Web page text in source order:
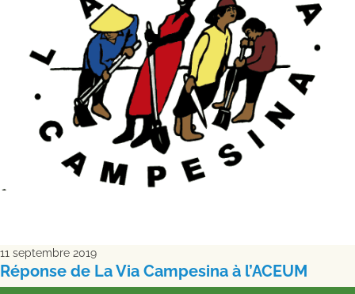
11 septembre 2019
Réponse de La Via Campesina à l’ACEUM